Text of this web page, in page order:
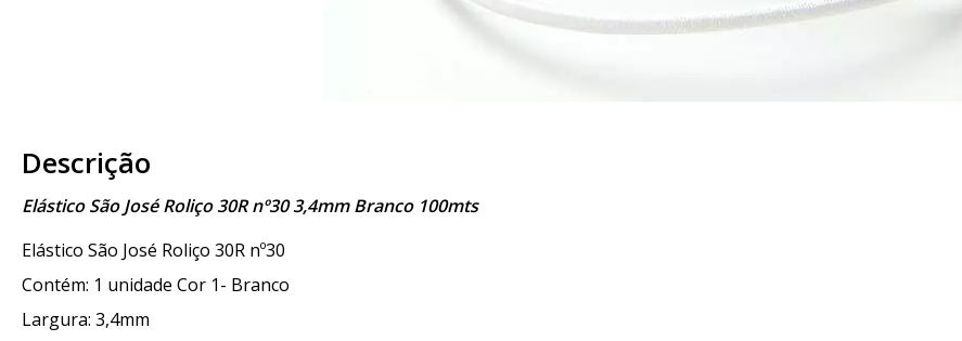
Descrição
Elástico São José Roliço 30R nº30 3,4mm Branco 100mts
Elástico São José Roliço 30R nº30
Contém: 1 unidade Cor 1- Branco
Largura: 3,4mm